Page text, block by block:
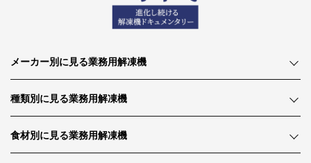
メーカー別に見る業務用解凍機
種類別に見る業務用解凍機
食材別に見る業務用解凍機